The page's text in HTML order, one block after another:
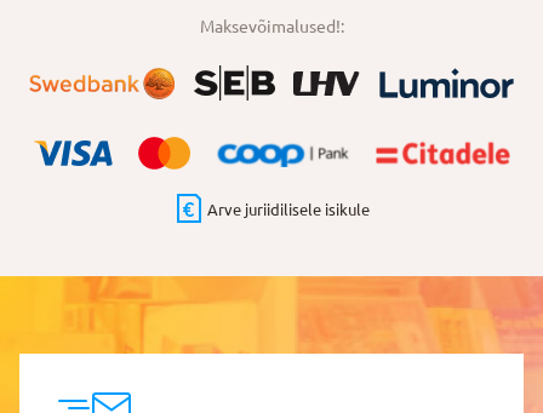
Maksevõimalused!:
Arve juriidilisele isikule